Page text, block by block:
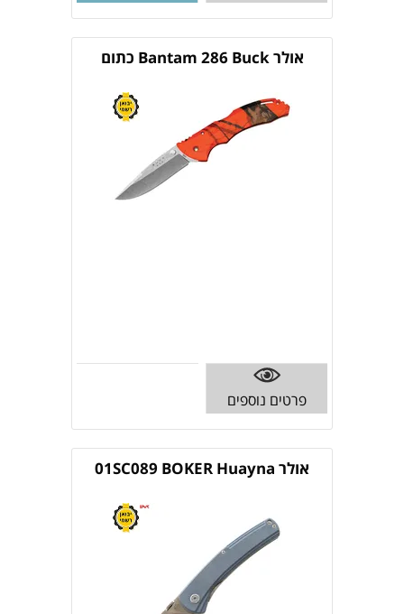
אולר Bantam 286 Buck כתום
פרטים נוספים
אולר 01SC089 BOKER Huayna